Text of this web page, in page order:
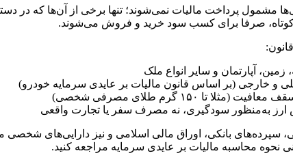
مشمول پرداخت مالیات نمی‌شوند؛ تنها برخی از آن‌ها که در
کوتاه، صرفا برای کسب سود خرید و فروش می‌شوند.
سپرده‌های بانکی، اوراق مالی اسلامی و نیز دارایی‌های شخصی
نحوه محاسبه مالیات بر عایدی سرمایه مراجعه کنید.